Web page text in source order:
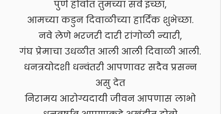
पुर्ण होवोत तुमच्या सर्व इच्छा,
आमच्या कडुन दिवाळीच्या हार्दिक शुभेच्छा.
नवे लेणे भरजरी दारी रांगोळी न्यारी,
गंघ प्रेमाचा उधळीत आली आली दिवाळी आली.
धनत्रयोदशी धन्वंतरी आपणावर सदैव प्रसन्न
असु देत
निरामय आरोग्यदायी जीवन आपणास लाभो